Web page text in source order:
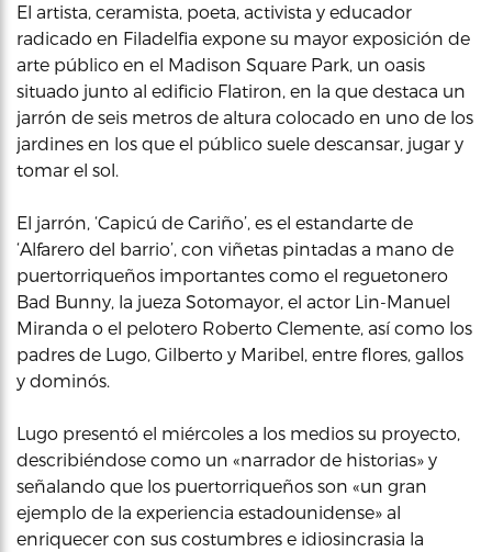
El artista, ceramista, poeta, activista y educador
radicado en Filadelfia expone su mayor exposición de
arte público en el Madison Square Park, un oasis
situado junto al edificio Flatiron, en la que destaca un
jarrón de seis metros de altura colocado en uno de los
jardines en los que el público suele descansar, jugar y
tomar el sol.
El jarrón, ‘Capicú de Cariño’, es el estandarte de
‘Alfarero del barrio’, con viñetas pintadas a mano de
puertorriqueños importantes como el reguetonero
Bad Bunny, la jueza Sotomayor, el actor Lin-Manuel
Miranda o el pelotero Roberto Clemente, así como los
padres de Lugo, Gilberto y Maribel, entre flores, gallos
y dominós.
Lugo presentó el miércoles a los medios su proyecto,
describiéndose como un «narrador de historias» y
señalando que los puertorriqueños son «un gran
ejemplo de la experiencia estadounidense» al
enriquecer con sus costumbres e idiosincrasia la